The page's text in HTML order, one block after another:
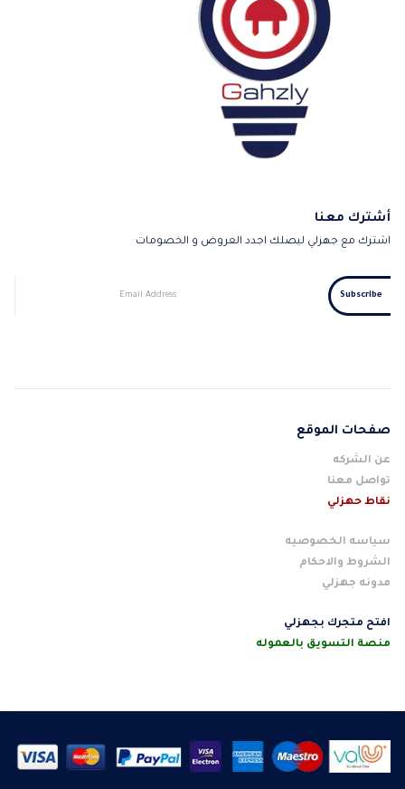
أشترك معنا
اشترك مع جهزلي ليصلك اجدد العروض و الخصومات
صفحات الموقع
عن الشركه
تواصل معنا
نقاط حهزلي
سياسه الخصوصيه
الشروط والاحكام
مدونه جهزلي
افتح متجرك بجهزلي
منصة التسويق بالعموله